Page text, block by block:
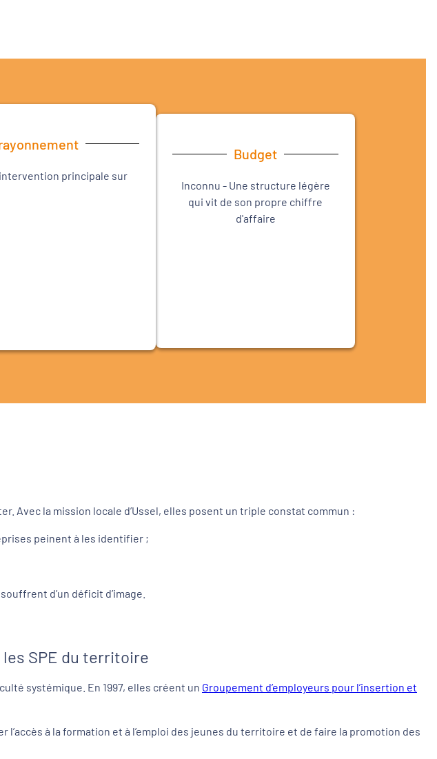
principale sur
Budget
Inconnu - Une structure légère
qui vit de son propre chiffre
d'affaire
Avec la mission locale d’Ussel, elles posent un triple constat commun :
peinent à les identifier ;
d’un déficit d’image.
SPE du territoire
systémique. En 1997, elles créent un Groupement d’employeurs pour l’insertion et
à la formation et à l’emploi des jeunes du territoire et de faire la promotion des